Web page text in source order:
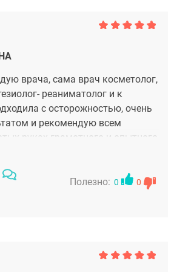
врача, сама врач косметолог,
реаниматолог и к
с осторожностью, очень
и рекомендую всем
руках грамотного и опытного
Полезно: 0 0